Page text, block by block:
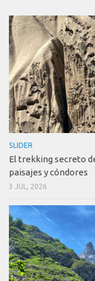
SLIDER
El trekking secreto
paisajes y cóndores
3 JUL, 2026